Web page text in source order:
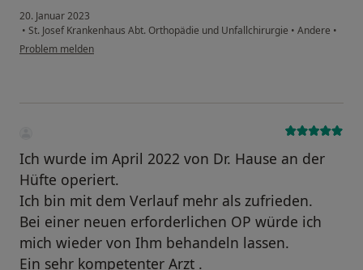
20. Januar 2023
• St. Josef Krankenhaus Abt. Orthopädie und Unfallchirurgie • Andere •
Problem melden
Ich wurde im April 2022 von Dr. Hause an der
Hüfte operiert.
Ich bin mit dem Verlauf mehr als zufrieden.
Bei einer neuen erforderlichen OP würde ich
mich wieder von Ihm behandeln lassen.
Ein sehr kompetenter Arzt .